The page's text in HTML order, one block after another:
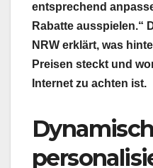
entsprechend
Rabatte ausspielen.“
NRW erklärt, was
Preisen steckt und
Internet zu achten ist.